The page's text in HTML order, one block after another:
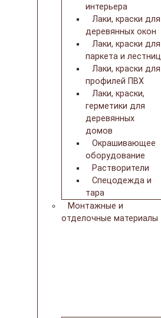
интерьера
Лаки, краски для
деревянных окон
Лаки, краски для
паркета и лестниц
Лаки, краски для
профилей ПВХ
Лаки, краски,
герметики для
деревянных
домов
Окрашивающее
оборудование
Растворители
Спецодежда и
тара
Монтажные и
отделочные материалы